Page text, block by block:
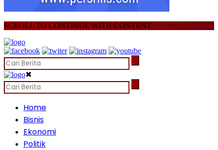
SCROLL TO CONTINUE WITH CONTENT
✖
Home
Bisnis
Ekonomi
Politik